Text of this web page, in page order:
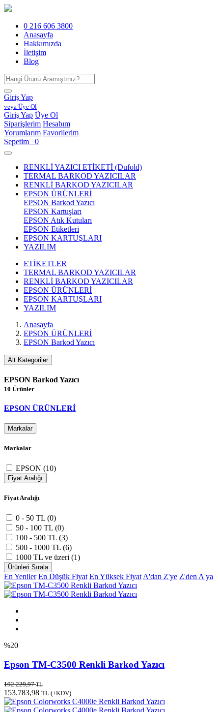
0 216 606 3800
Anasayfa
Hakkımızda
İletişim
Blog
Giriş Yap
veya Üye Ol
Giriş Yap Üye Ol
Siparişlerim Hesabım
Yorumlarım Favorilerim
Sepetim
0
RENKLİ YAZICI ETİKETİ (Dufold)
TERMAL BARKOD YAZICILAR
RENKLİ BARKOD YAZICILAR
EPSON ÜRÜNLERİ
EPSON Barkod Yazıcı
EPSON Kartuşları
EPSON Atık Kutuları
EPSON Etiketleri
EPSON KARTUŞLARI
YAZILIM
ETİKETLER
TERMAL BARKOD YAZICILAR
RENKLİ BARKOD YAZICILAR
EPSON ÜRÜNLERİ
EPSON KARTUŞLARI
YAZILIM
Anasayfa
EPSON ÜRÜNLERİ
EPSON Barkod Yazıcı
Alt Kategoriler
EPSON Barkod Yazıcı
10 Ürünler
EPSON ÜRÜNLERİ
Markalar
Markalar
EPSON (10)
Fiyat Aralığı
Fiyat Aralığı
0 - 50 TL (0)
50 - 100 TL (0)
100 - 500 TL (3)
500 - 1000 TL (6)
1000 TL ve üzeri (1)
Ürünleri Sırala
En Yeniler En Düşük Fiyat En Yüksek FiyatA'dan Z'ye Z'den A'ya
%20
Epson TM-C3500 Renkli Barkod Yazıcı
192.229,97TL
153.783,98 TL (+KDV)